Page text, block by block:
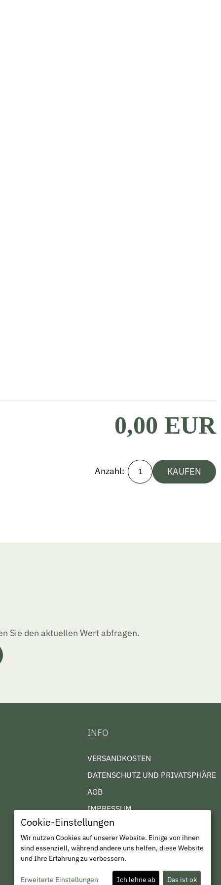
0,00 EUR
Anzahl: KAUFEN
Sie den aktuellen Wert abfragen.
INFO
VERSANDKOSTEN
DATENSCHUTZ UND PRIVATSPHÄRE
AGB
IMPRESSUM
KONTAKT
WIDERRUF
Cookie-Einstellungen
Wir nutzen Cookies auf unserer Website. Einige von ihnen
sind essenziell, während andere uns helfen, diese Website
und Ihre Erfahrung zu verbessern.
Erweiterte Einstellungen Ich lehne ab Das ist ok